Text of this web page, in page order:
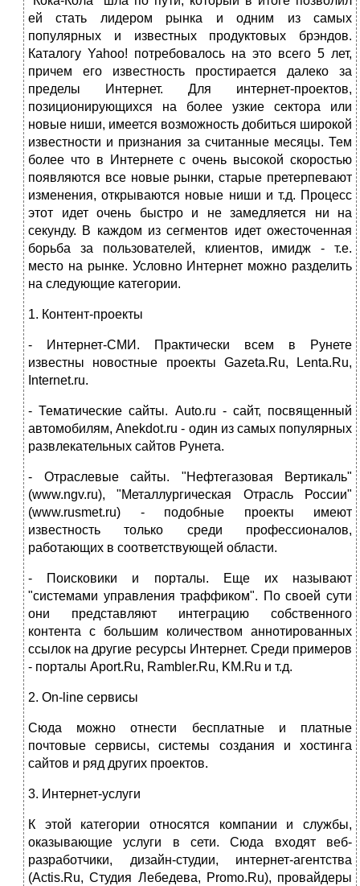
ей стать лидером рынка и одним из самых
популярных и известных продуктовых брэндов.
Каталогу Yahoo! потребовалось на это всего 5 лет,
причем его известность простирается далеко за
пределы Интернет. Для интернет-проектов,
позиционирующихся на более узкие сектора или
новые ниши, имеется возможность добиться широкой
известности и признания за считанные месяцы. Тем
более что в Интернете с очень высокой скоростью
появляются все новые рынки, старые претерпевают
изменения, открываются новые ниши и т.д. Процесс
этот идет очень быстро и не замедляется ни на
секунду. В каждом из сегментов идет ожесточенная
борьба за пользователей, клиентов, имидж - т.е.
место на рынке. Условно Интернет можно разделить
на следующие категории.
1. Контент-проекты
- Интернет-СМИ. Практически всем в Рунете
известны новостные проекты Gazeta.Ru, Lenta.Ru,
Internet.ru.
- Тематические сайты. Аuto.ru - сайт, посвященный
автомобилям, Аnekdot.ru - один из самых популярных
развлекательных сайтов Рунета.
- Отраслевые сайты. "Нефтегазовая Вертикаль"
(www.ngv.ru), "Металлургическая Отрасль России"
(www.rusmet.ru) - подобные проекты имеют
известность только среди профессионалов,
работающих в соответствующей области.
- Поисковики и порталы. Еще их называют
"системами управления траффиком". По своей сути
они представляют интеграцию собственного
контента с большим количеством аннотированных
ссылок на другие ресурсы Интернет. Среди примеров
- порталы Aport.Ru, Rambler.Ru, KM.Ru и т.д.
2. On-line сервисы
Сюда можно отнести бесплатные и платные
почтовые сервисы, системы создания и хостинга
сайтов и ряд других проектов.
3. Интернет-услуги
К этой категории относятся компании и службы,
оказывающие услуги в сети. Сюда входят веб-
разработчики, дизайн-студии, интернет-агентства
(Actis.Ru, Студия Лебедева, Promo.Ru), провайдеры